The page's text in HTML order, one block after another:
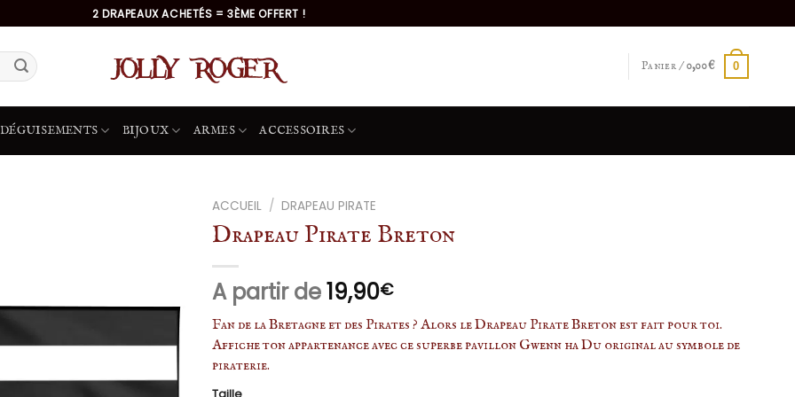
2 DRAPEAUX ACHETÉS = 3ÈME OFFERT !
Panier /0,00€ 0
DÉGUISEMENTS BIJOUX ARMES ACCESSOIRES
ACCUEIL / DRAPEAU PIRATE
Drapeau Pirate Breton
A partir de19,90€
Fan de la Bretagne et des Pirates ? Alors le Drapeau Pirate Breton est fait pour toi.
Affiche ton appartenance avec ce superbe pavillon Gwenn ha Du original au symbole de
piraterie.